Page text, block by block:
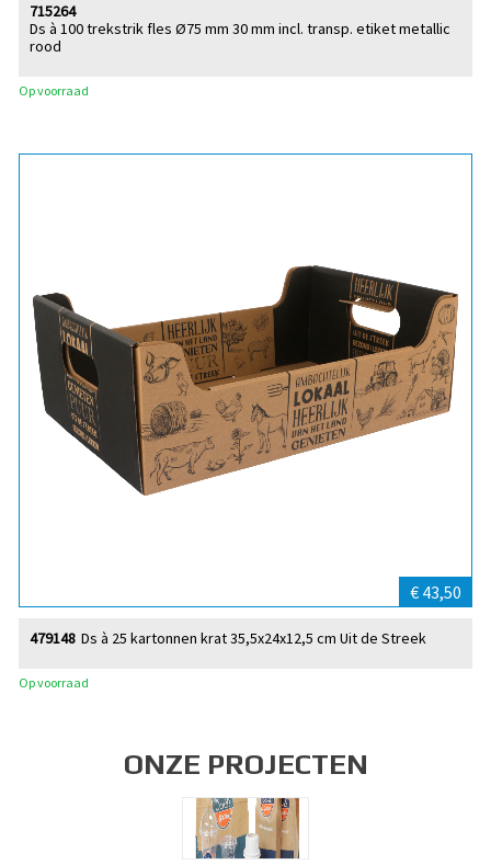
Ds à 100 trekstrik fles Ø75 mm 30 mm incl. transp. etiket metallic
rood
715264
Op voorraad
€ 43,50
Ds à 25 kartonnen krat 35,5x24x12,5 cm Uit de Streek
479148
Op voorraad
ONZE PROJECTEN